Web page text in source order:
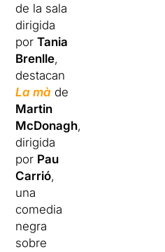
de la sala
dirigida
porTania
Brenlle,
destacan
La mà de
Martin
McDonagh,
dirigida
por Pau
Carrió,
una
comedia
negra
sobre